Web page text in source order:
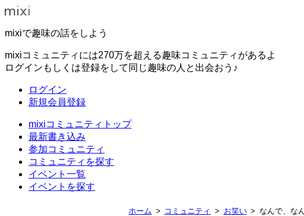
mixiで趣味の話をしよう
mixiコミュニティには270万を超える趣味コミュニティがあるよ
ログインもしくは登録をして同じ趣味の人と出会おう♪
ログイン
新規会員登録
mixiコミュニティトップ
最新書き込み
参加コミュニティ
コミュニティを探す
イベント一覧
イベントを探す
ホーム コミュニティ お笑い なんで、な